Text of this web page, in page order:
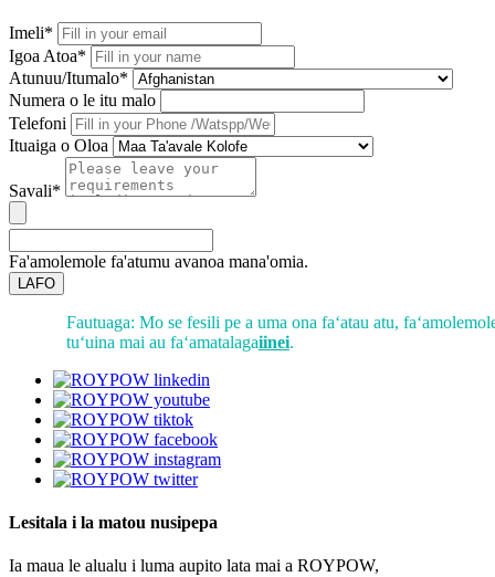
Imeli*
Igoa Atoa*
Atunuu/Itumalo*
Numera o le itu malo
Telefoni
Ituaiga o Oloa
Savali*
Fa'amolemole fa'atumu avanoa mana'omia.
LAFO
Fautuaga: Mo se fesili pe a uma ona faʻatau atu,
tuʻuina mai au faʻamatalagaiinei.
Lesitala i la matou nusipepa
Ia maua le alualu i luma aupito lata mai a ROYPOW,